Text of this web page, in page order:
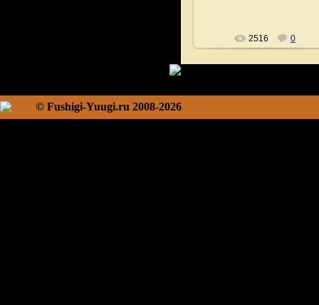
2516 0
© Fushigi-Yuugi.ru 2008-2026